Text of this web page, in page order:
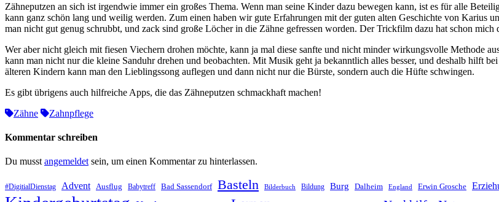
Zähneputzen an sich ist irgendwie immer ein großes Thema. Wenn man seine Kinder dazu bewegen kann, ist es für alle
kann ganz schön lang und weilig werden. Zum einen haben wir gute Erfahrungen mit der guten alten Geschichte von Karius
man nicht gut genug schrubbt, und zack sind große Löcher in die Zähne gefressen worden. Der Trickfilm dazu hat schon mich
Wer aber nicht gleich mit fiesen Viechern drohen möchte, kann ja mal diese sanfte und nicht minder wirkungsvolle Methode
kann man nicht nur die kleine Sanduhr drehen und beobachten. Mit Musik geht ja bekanntlich alles besser, und deshalb hilft
älteren Kindern kann man den Lieblingssong auflegen und dann nicht nur die Bürste, sondern auch die Hüfte schwingen.
Es gibt übrigens auch hilfreiche Apps, die das Zähneputzen schmackhaft machen!
Zähne
Zahnpflege
Kommentar schreiben
Du musst angemeldet sein, um einen Kommentar zu hinterlassen.
#DigitialDienstag Advent Ausflug Babytreff Bad Sassendorf Basteln Bilderbuch Bildung Burg Dalheim England Erwin Grosche